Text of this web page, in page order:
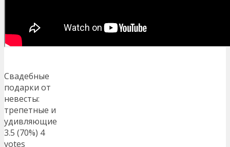
Свадебные
подарки от
невесты:
трепетные и
удивляющие
3.5 (70%) 4
votes